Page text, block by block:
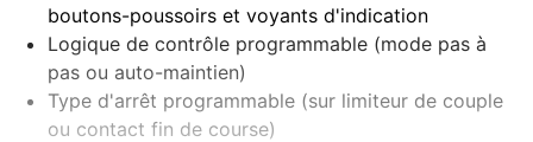
boutons-poussoirs et voyants d'indication
Logique de contrôle programmable (mode pas à
pas ou auto-maintien)
Type d'arrêt programmable (sur limiteur de couple
ou contact fin de course)